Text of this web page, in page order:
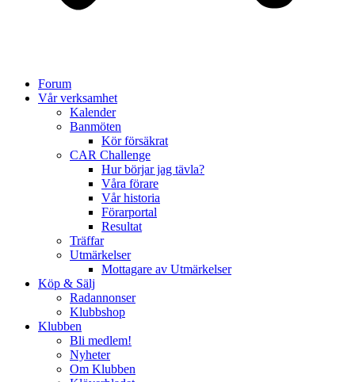
Forum
Vår verksamhet
Kalender
Banmöten
Kör försäkrat
CAR Challenge
Hur börjar jag tävla?
Våra förare
Vår historia
Förarportal
Resultat
Träffar
Utmärkelser
Mottagare av Utmärkelser
Köp & Sälj
Radannonser
Klubbshop
Klubben
Bli medlem!
Nyheter
Om Klubben